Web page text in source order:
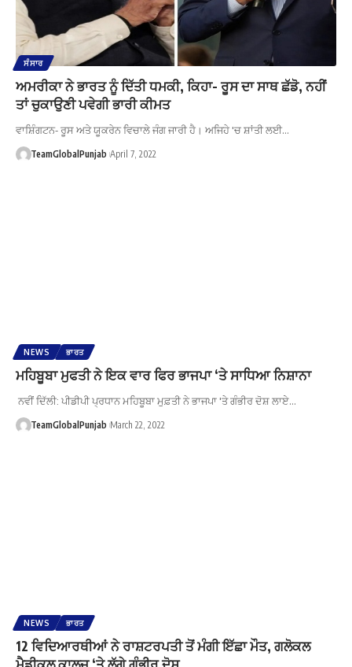
ਸੰਸਾਰ
ਅਮਰੀਕਾ ਨੇ ਭਾਰਤ ਨੂੰ ਦਿੱਤੀ ਧਮਕੀ, ਕਿਹਾ- ਰੂਸ ਦਾ ਸਾਥ ਛੱਡੋ, ਨਹੀਂ
ਤਾਂ ਚੁਕਾਉਣੀ ਪਵੇਗੀ ਭਾਰੀ ਕੀਮਤ
ਵਾਸ਼ਿੰਗਟਨ- ਰੂਸ ਅਤੇ ਯੂਕਰੇਨ ਵਿਚਾਲੇ ਜੰਗ ਜਾਰੀ ਹੈ। ਅਜਿਹੇ 'ਚ ਸ਼ਾਂਤੀ ਲਈ…
TeamGlobalPunjab April 7, 2022
NEWS ਭਾਰਤ
ਮਹਿਬੂਬਾ ਮੁਫਤੀ ਨੇ ਇਕ ਵਾਰ ਫਿਰ ਭਾਜਪਾ ‘ਤੇ ਸਾਧਿਆ ਨਿਸ਼ਾਨਾ
ਨਵੀਂ ਦਿੱਲੀ: ਪੀਡੀਪੀ ਪ੍ਰਧਾਨ ਮਹਿਬੂਬਾ ਮੁਫ਼ਤੀ ਨੇ ਭਾਜਪਾ 'ਤੇ ਗੰਭੀਰ ਦੋਸ਼ ਲਾਏ…
TeamGlobalPunjab March 22, 2022
NEWS ਭਾਰਤ
12 ਵਿਦਿਆਰਥੀਆਂ ਨੇ ਰਾਸ਼ਟਰਪਤੀ ਤੋਂ ਮੰਗੀ ਇੱਛਾ ਮੌਤ, ਗਲੋਕਲ